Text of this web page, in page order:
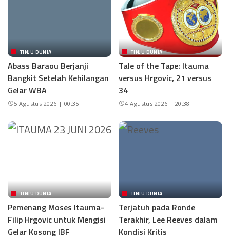
TINJU DUNIA
Abass Baraou Berjanji
Bangkit Setelah Kehilangan
Gelar WBA
5 Agustus 2026 | 00:35
TINJU DUNIA
Tale of the Tape: Itauma
versus Hrgovic, 21 versus
34
4 Agustus 2026 | 20:38
TINJU DUNIA
Pemenang Moses Itauma-
Filip Hrgovic untuk Mengisi
Gelar Kosong IBF
TINJU DUNIA
Terjatuh pada Ronde
Terakhir, Lee Reeves dalam
Kondisi Kritis